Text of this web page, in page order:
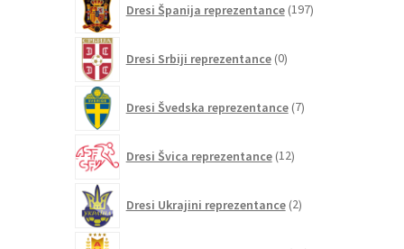
Dresi Španija reprezentance 197izdelkov
Dresi Srbiji reprezentance 0izdelkov
Dresi Švedska reprezentance 7izdelkov
Dresi Švica reprezentance 12izdelkov
Dresi Ukrajini reprezentance 2izdelka